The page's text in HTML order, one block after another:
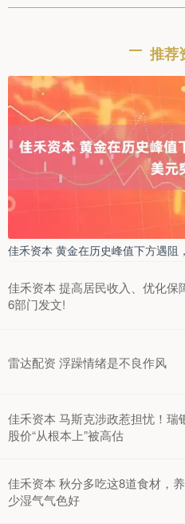
推荐
佳禾资本 黄金在历史峰值下方遇阻
佳禾资本 提高居民收入、优化保
6部门发文!
雷达配资 浮躁情绪是不良作风
佳禾资本 马斯克涉政惹担忧！瑞
股价“从根本上”被高估
佳禾资本 秋分多吃这8道食材，
少湿气气色好